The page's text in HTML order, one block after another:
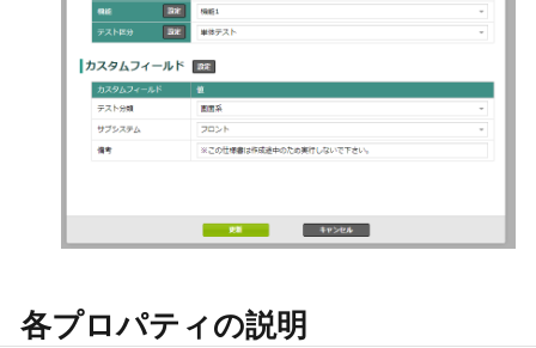
各プロパティの説明